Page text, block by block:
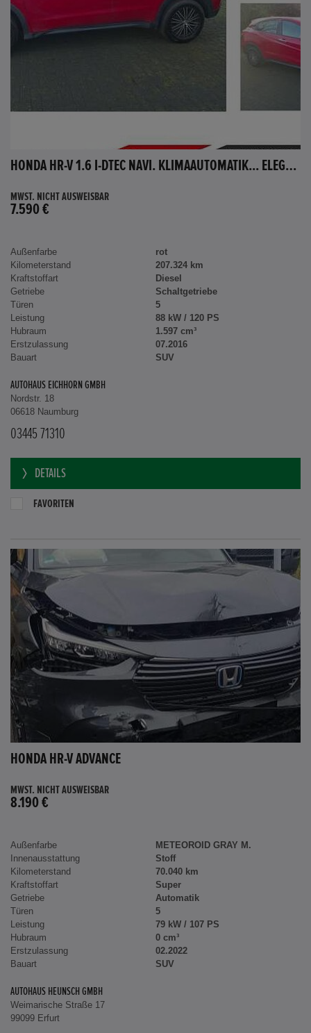
HONDA HR-V 1.6 I-DTEC NAVI. KLIMAAUTOMATIK... ELEGANCE
MWST. NICHT AUSWEISBAR
7.590 €
Außenfarbe
rot
Kilometerstand
207.324 km
Kraftstoffart
Diesel
Getriebe
Schaltgetriebe
Türen
5
Leistung
88 kW / 120 PS
Hubraum
1.597 cm³
Erstzulassung
07.2016
Bauart
SUV
AUTOHAUS EICHHORN GMBH
Nordstr. 18
06618 Naumburg
03445 71310
DETAILS
FAVORITEN
HONDA HR-V ADVANCE
MWST. NICHT AUSWEISBAR
8.190 €
Außenfarbe
METEOROID GRAY M.
Innenausstattung
Stoff
Kilometerstand
70.040 km
Kraftstoffart
Super
Getriebe
Automatik
Türen
5
Leistung
79 kW / 107 PS
Hubraum
0 cm³
Erstzulassung
02.2022
Bauart
SUV
AUTOHAUS HEUNSCH GMBH
Weimarische Straße 17
99099 Erfurt